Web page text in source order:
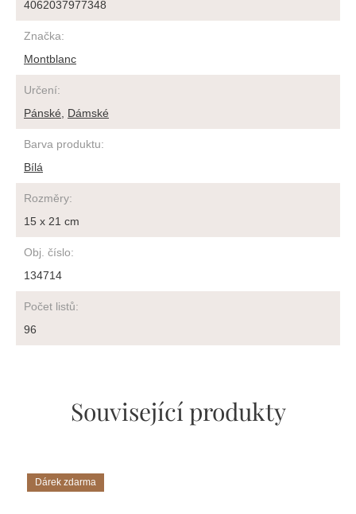
Související produkty
Dárek zdarma
4062037977348
Značka:
Montblanc
Určení:
Pánské
Dámské
Barva produktu:
Bílá
Rozměry:
15 x 21 cm
Obj. číslo:
134714
Počet listů:
96